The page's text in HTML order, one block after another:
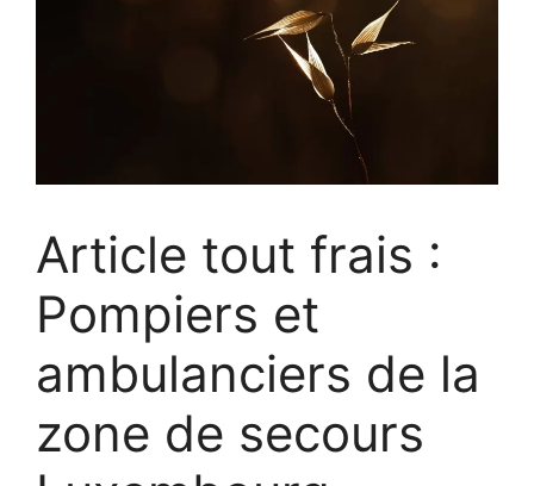
Article tout frais :
Pompiers et
ambulanciers de la
zone de secours